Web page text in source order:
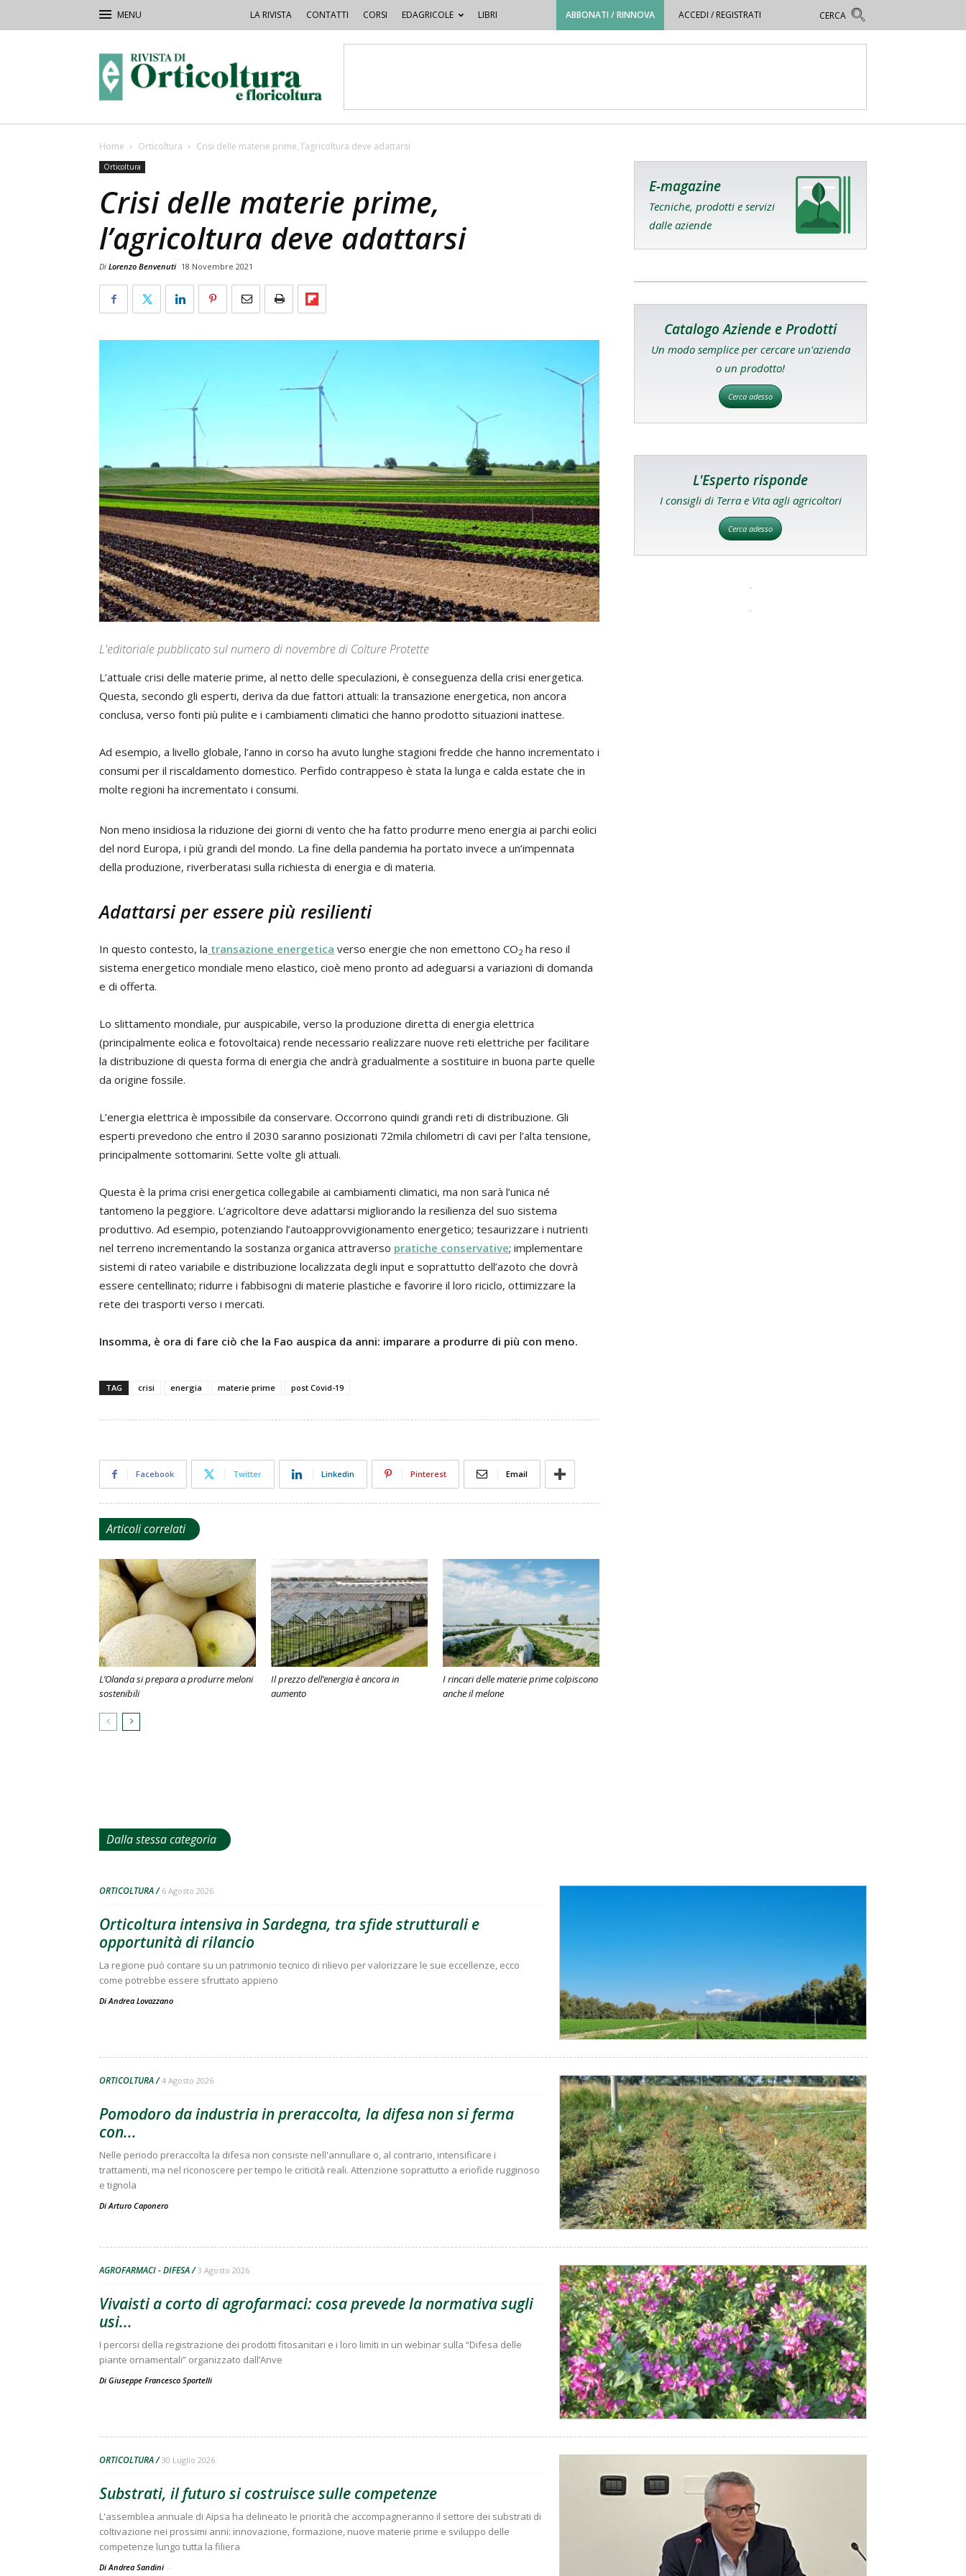
LA RIVISTA CONTATTI CORSI EDAGRICOLE LIBRI ABBONATI / RINNOVA ACCEDI / REGISTRATI
Orticoltura
Home Orticoltura Crisi delle materie prime, l’agricoltura deve adattarsi
Orticoltura
Crisi delle materie prime,
l’agricoltura deve adattarsi
Di Lorenzo Benvenuti 18 Novembre 2021
L'editoriale pubblicato sul numero di novembre di Colture Protette
L’attuale crisi delle materie prime, al netto delle speculazioni, è conseguenza della crisi energetica.
Questa, secondo gli esperti, deriva da due fattori attuali: la transazione energetica, non ancora
conclusa, verso fonti più pulite e i cambiamenti climatici che hanno prodotto situazioni inattese.
Ad esempio, a livello globale, l’anno in corso ha avuto lunghe stagioni fredde che hanno incrementato i
consumi per il riscaldamento domestico. Perfido contrappeso è stata la lunga e calda estate che in
molte regioni ha incrementato i consumi.
Non meno insidiosa la riduzione dei giorni di vento che ha fatto produrre meno energia ai parchi eolici
del nord Europa, i più grandi del mondo. La fine della pandemia ha portato invece a un’impennata
della produzione, riverberatasi sulla richiesta di energia e di materia.
Adattarsi per essere più resilienti
In questo contesto, la transazione energetica verso energie che non emettono CO2 ha reso il
sistema energetico mondiale meno elastico, cioè meno pronto ad adeguarsi a variazioni di domanda
e di offerta.
Lo slittamento mondiale, pur auspicabile, verso la produzione diretta di energia elettrica
(principalmente eolica e fotovoltaica) rende necessario realizzare nuove reti elettriche per facilitare
la distribuzione di questa forma di energia che andrà gradualmente a sostituire in buona parte quelle
da origine fossile.
L’energia elettrica è impossibile da conservare. Occorrono quindi grandi reti di distribuzione. Gli
esperti prevedono che entro il 2030 saranno posizionati 72mila chilometri di cavi per l’alta tensione,
principalmente sottomarini. Sette volte gli attuali.
Questa è la prima crisi energetica collegabile ai cambiamenti climatici, ma non sarà l’unica né
tantomeno la peggiore. L’agricoltore deve adattarsi migliorando la resilienza del suo sistema
produttivo. Ad esempio, potenziando l’autoapprovvigionamento energetico; tesaurizzare i nutrienti
nel terreno incrementando la sostanza organica attraverso pratiche conservative; implementare
sistemi di rateo variabile e distribuzione localizzata degli input e soprattutto dell’azoto che dovrà
essere centellinato; ridurre i fabbisogni di materie plastiche e favorire il loro riciclo, ottimizzare la
rete dei trasporti verso i mercati.
Insomma, è ora di fare ciò che la Fao auspica da anni: imparare a produrre di più con meno.
TAG crisi energia materie prime post Covid-19
Facebook Twitter Linkedin Pinterest Email
Articoli correlati
L’Olanda si prepara a produrre meloni
sostenibili
Il prezzo dell’energia è ancora in
aumento
I rincari delle materie prime colpiscono
anche il melone
E-magazine
Tecniche, prodotti e servizi
dalle aziende
Catalogo Aziende e Prodotti
Un modo semplice per cercare un'azienda
o un prodotto!
Cerca adesso
L'Esperto risponde
I consigli di Terra e Vita agli agricoltori
Cerca adesso
Dalla stessa categoria
ORTICOLTURA 6 Agosto 2026
Orticoltura intensiva in Sardegna, tra sfide strutturali e
opportunità di rilancio
La regione può contare su un patrimonio tecnico di rilievo per valorizzare le sue eccellenze, ecco
come potrebbe essere sfruttato appieno
DiAndrea Lovazzano
ORTICOLTURA 4 Agosto 2026
Pomodoro da industria in preraccolta, la difesa non si ferma
con...
Nelle periodo preraccolta la difesa non consiste nell'annullare o, al contrario, intensificare i
trattamenti, ma nel riconoscere per tempo le criticità reali. Attenzione soprattutto a eriofide rugginoso
e tignola
DiArturo Caponero
AGROFARMACI - DIFESA 3 Agosto 2026
Vivaisti a corto di agrofarmaci: cosa prevede la normativa sugli
usi...
I percorsi della registrazione dei prodotti fitosanitari e i loro limiti in un webinar sulla “Difesa delle
piante ornamentali” organizzato dall’Anve
Di Giuseppe Francesco Sportelli
ORTICOLTURA 30 Luglio 2026
Substrati, il futuro si costruisce sulle competenze
L'assemblea annuale di Aipsa ha delineato le priorità che accompagneranno il settore dei substrati di
coltivazione nei prossimi anni: innovazione, formazione, nuove materie prime e sviluppo delle
competenze lungo tutta la filiera
Di Andrea Sandini -